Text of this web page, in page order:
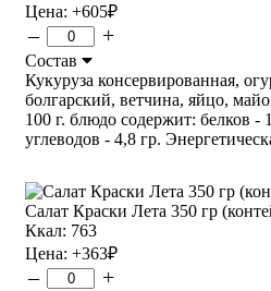
Цена: +605₽
– +
Состав
Кукуруза консервированная,
болгарский, ветчина, яйцо,
100 г. блюдо содержит: белков -
углеводов - 4,8 гр.
Салат Краски Лета 350 гр
Ккал: 763
Цена: +363₽
– +